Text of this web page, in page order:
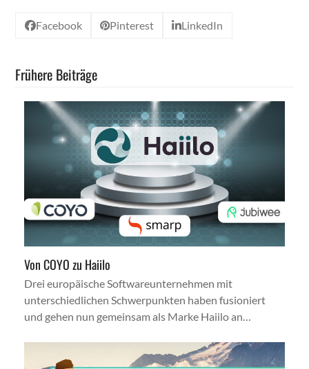
Facebook Pinterest LinkedIn
Frühere Beiträge
Von COYO zu Haiilo
Drei europäische Softwareunternehmen mit
unterschiedlichen Schwerpunkten haben fusioniert
und gehen nun gemeinsam als Marke Haiilo an…